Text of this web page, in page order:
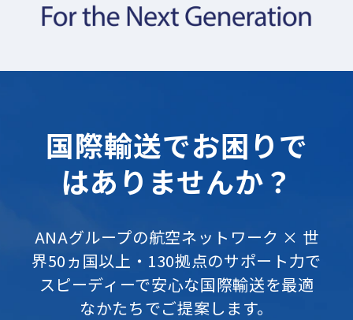
国際輸送でお困りで
はありませんか？
ANAグループの航空ネットワーク × 世
界50ヵ国以上・130拠点のサポート力で
スピーディーで安心な国際輸送を最適
なかたちでご提案します。